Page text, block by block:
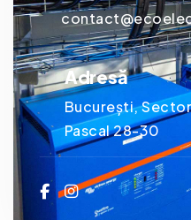
Adresă
București,
Pascal 28-30